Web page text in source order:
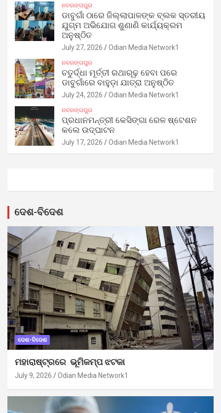
ନବରଙ୍ଗପୁର
ଡାବୁଗାଁ ଠାରେ ଜିଲ୍ଲାପାଳଙ୍କ ବ୍ଲକ ସ୍ତରୀୟ
ଯୁଗ୍ମ ଅଭିଯୋଗ ଶୁଣାଣି କାର୍ଯ୍ୟକ୍ରମ
ଅନୁଷ୍ଠିତ
July 27, 2026 Odian Media Network1
ନବରଙ୍ଗପୁର
ଚତୁର୍ଦ୍ଧା ମୂର୍ତ୍ତୀ ରଥାରୂଢ଼ ହେବା ପରେ
ଡାବୁଗାଁରେ ବାହୁଡ଼ା ଯାତ୍ରା ଅନୁଷ୍ଠିତ
July 24, 2026 Odian Media Network1
ନବରଙ୍ଗପୁର
ପ୍ରଧାନମନ୍ତ୍ରୀ କେସିଙ୍ଗା ରେଳ ଷ୍ଟେଶନ
କଲେ ଉଦ୍‌ଘାଟନ
July 17, 2026 Odian Media Network1
ଦେଶ-ବିଦେଶ
ଦେଶ-ବିଦେଶ
ମହାରାଷ୍ଟ୍ରରେ ଭୂମିକମ୍ପ ଝଟକା
July 9, 2026 Odian Media Network1